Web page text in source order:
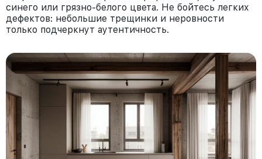
синего или грязно-белого цвета. Не бойтесь легких
дефектов: небольшие трещинки и неровности
только подчеркнут аутентичность.